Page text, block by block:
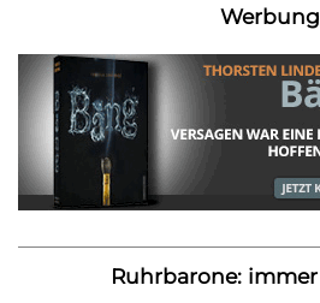
Werbung
Ruhrbarone: